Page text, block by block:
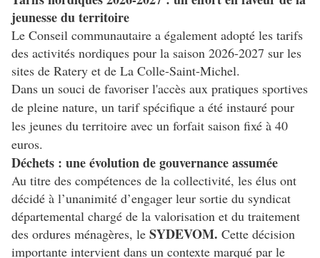
jeunesse du territoire
Le Conseil communautaire a également adopté les tarifs
des activités nordiques pour la saison 2026-2027 sur les
sites de Ratery et de La Colle-Saint-Michel.
Dans un souci de favoriser l'accès aux pratiques sportives
de pleine nature, un tarif spécifique a été instauré pour
les jeunes du territoire avec un forfait saison fixé à 40
euros.
Déchets : une évolution de gouvernance assumée
Au titre des compétences de la collectivité, les élus ont
décidé à l’unanimité d’engager leur sortie du syndicat
départemental chargé de la valorisation et du traitement
des ordures ménagères, le SYDEVOM. Cette décision
importante intervient dans un contexte marqué par le